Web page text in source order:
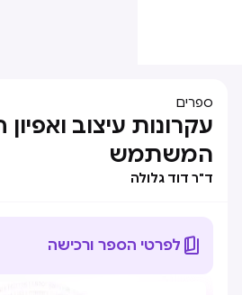
ספרים
עקרונות עיצוב ואפיון
המשתמש
ד"ר דוד גלולה
 לפרטי הספר ורכישה